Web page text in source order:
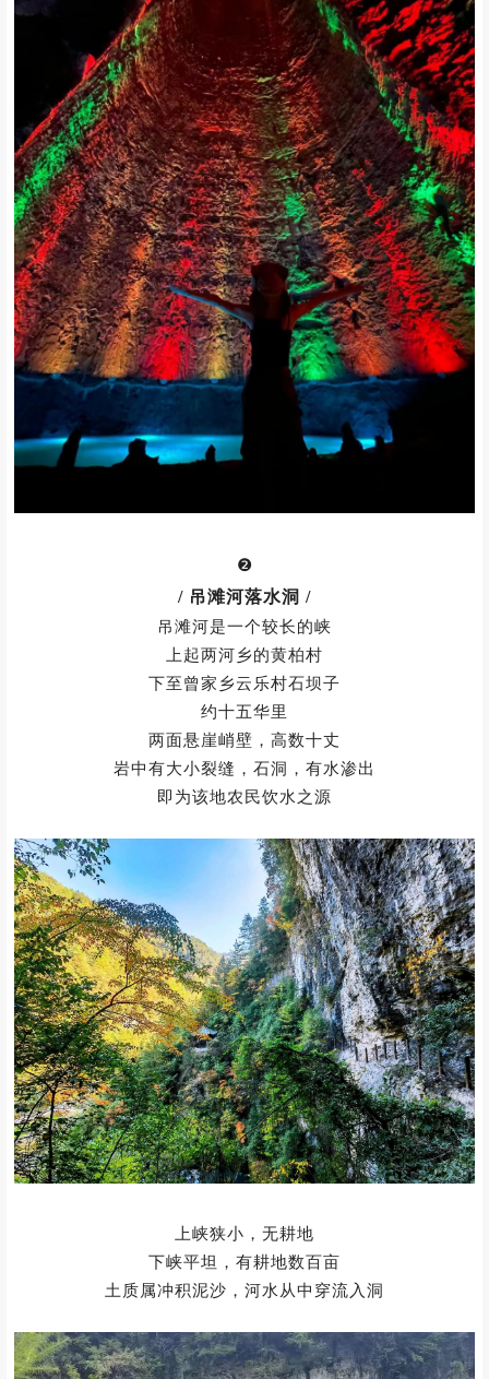
更有白莲教抗清遗址
和红军秘密会议旧址
触摸历史的痕迹
❷
/ 吊滩河落水洞/
吊滩河是一个较长的峡
上起两河乡的黄柏村
下至曾家乡云乐村石坝子
约十五华里
两面悬崖峭壁，高数十丈
岩中有大小裂缝，石洞，有水渗出
即为该地农民饮水之源